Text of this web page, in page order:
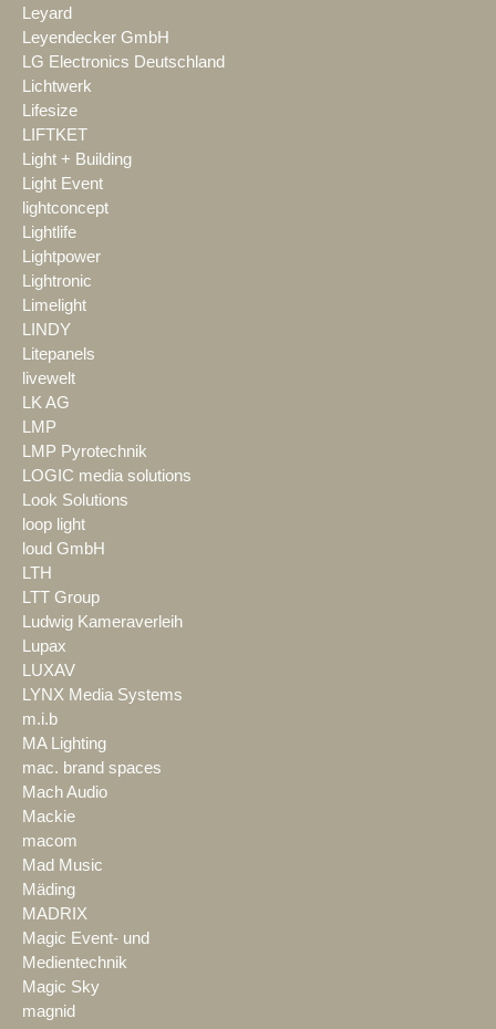
Leyard
Leyendecker GmbH
LG Electronics Deutschland
Lichtwerk
Lifesize
LIFTKET
Light + Building
Light Event
lightconcept
Lightlife
Lightpower
Lightronic
Limelight
LINDY
Litepanels
livewelt
LK AG
LMP
LMP Pyrotechnik
LOGIC media solutions
Look Solutions
loop light
loud GmbH
LTH
LTT Group
Ludwig Kameraverleih
Lupax
LUXAV
LYNX Media Systems
m.i.b
MA Lighting
mac. brand spaces
Mach Audio
Mackie
macom
Mad Music
Mäding
MADRIX
Magic Event- und
Medientechnik
Magic Sky
magnid